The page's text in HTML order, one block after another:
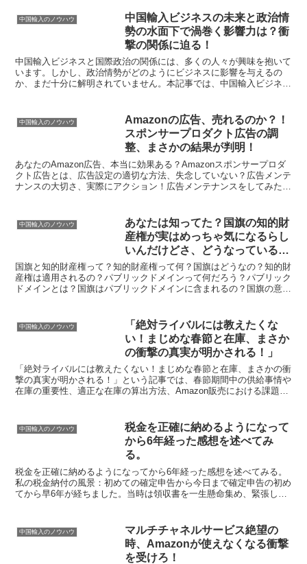
中国輸入のノウハウ
中国輸入ビジネスの未来と政治情
勢の水面下で渦巻く影響力は？衝
撃の関係に迫る！
中国輸入ビジネスと国際政治の関係には、多くの人々が興味を抱いて
います。しかし、政治情勢がどのようにビジネスに影響を与えるの
か、まだ十分に解明されていません。本記事では、中国輸入ビジネス
中国輸入のノウハウ
Amazonの広告、売れるのか？！
スポンサープロダクト広告の調
整、まさかの結果が判明！
あなたのAmazon広告、本当に効果ある？Amazonスポンサープロダ
クト広告とは、広告設定の適切な方法、失念していない？広告メンテ
ナンスの大切さ、実際にアクション！広告メンテナンスをしてみた結
中国輸入のノウハウ
あなたは知ってた？国旗の知的財
産権が実はめっちゃ気になるらし
いんだけどさ、どうなっているの
か気になりませんか？
国旗と知的財産権って？知的財産権って何？国旗はどうなの？知的財
産権は適用されるの？パブリックドメインって何だろう？パブリック
ドメインとは？国旗はパブリックドメインに含まれるの？国旗の意味
中国輸入のノウハウ
「絶対ライバルには教えたくな
い！まじめな春節と在庫、まさか
の衝撃の真実が明かされる！」
「絶対ライバルには教えたくない！まじめな春節と在庫、まさかの衝
撃の真実が明かされる！」という記事では、春節期間中の供給事情や
在庫の重要性、適正な在庫の算出方法、Amazon販売における課題
中国輸入のノウハウ
税金を正確に納めるようになって
から6年経った感想を述べてみ
る。
税金を正確に納めるようになってから6年経った感想を述べてみる。
私の税金納付の風景：初めての確定申告から今日まで確定申告の初め
てから早6年が経ちました。当時は領収書を一生懸命集め、緊張しま
中国輸入のノウハウ
マルチチャネルサービス絶望の
時、Amazonが使えなくなる衝撃
を受けろ！